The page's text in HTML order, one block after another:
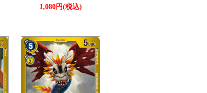
1,080円(税込)